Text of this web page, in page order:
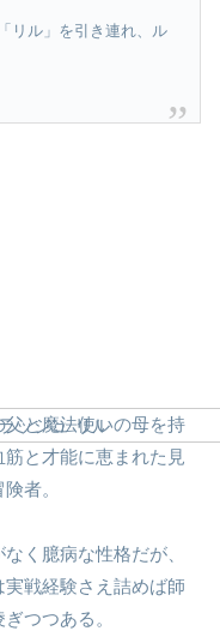
リル」を引き連れ、ル
父と魔法使いの母を持
筋と才能に恵まれた見
者。
なく臆病な性格だが、
実戦経験さえ詰めば師
つつある。